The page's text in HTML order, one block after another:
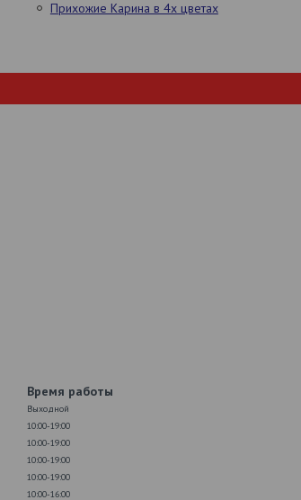
Прихожие Карина в 4х цветах
Время работы
Выходной
10:00-19:00
10:00-19:00
10:00-19:00
10:00-19:00
10:00-16:00